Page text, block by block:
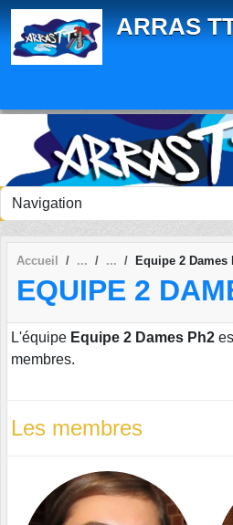
ARRAS
Accueil Equipe 2 Dames
EQUIPE 2
L'équipe Equipe 2 Dames Ph2
membres.
Les membres
Panneau de gestion des cookies